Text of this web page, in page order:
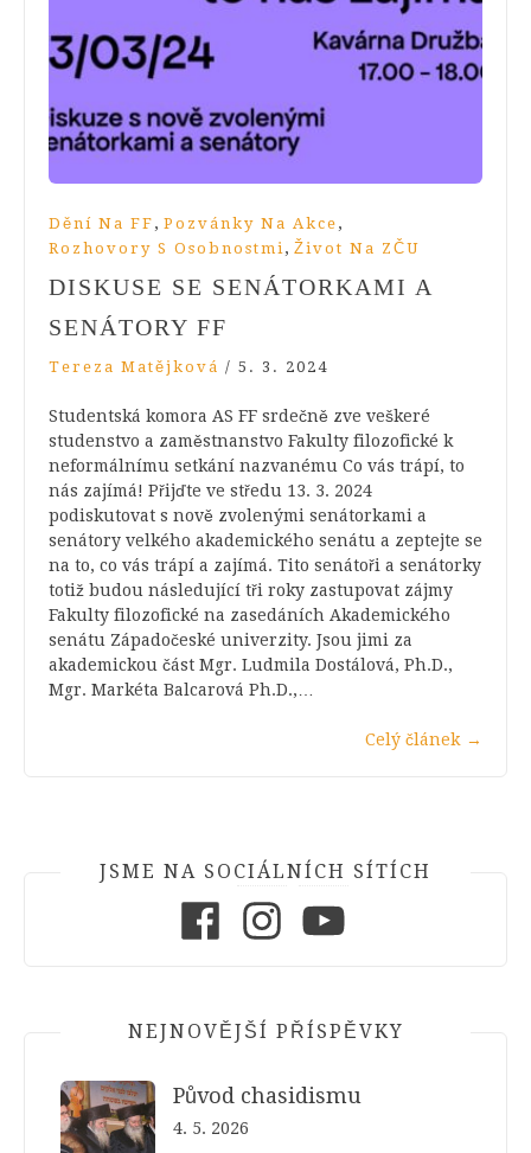
Dění Na FF , Pozvánky Na Akce ,
Rozhovory S Osobnostmi, Život Na ZČU
DISKUSE SE SENÁTORKAMI A
SENÁTORY FF
Tereza Matějková / 5. 3. 2024
Studentská komora AS FF srdečně zve veškeré
studenstvo a zaměstnanstvo Fakulty filozofické k
neformálnímu setkání nazvanému Co vás trápí, to
nás zajímá! Přijďte ve středu 13. 3. 2024
podiskutovat s nově zvolenými senátorkami a
senátory velkého akademického senátu a zeptejte se
na to, co vás trápí a zajímá. Tito senátoři a senátorky
totiž budou následující tři roky zastupovat zájmy
Fakulty filozofické na zasedáních Akademického
senátu Západočeské univerzity. Jsou jimi za
akademickou část Mgr. Ludmila Dostálová, Ph.D.,
Mgr. Markéta Balcarová Ph.D.,…
Celý článek →
JSME NA SOCIÁLNÍCH SÍTÍCH
NEJNOVĚJŠÍ PŘÍSPĚVKY
Původ chasidismu
4. 5. 2026